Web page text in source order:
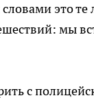
это
мы
с